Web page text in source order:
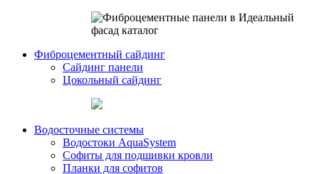
Фиброцементный сайдинг
Сайдинг панели
Цокольный сайдинг
Водосточные системы
Водостоки AquaSystem
Софиты для подшивки кровли
Планки для софитов